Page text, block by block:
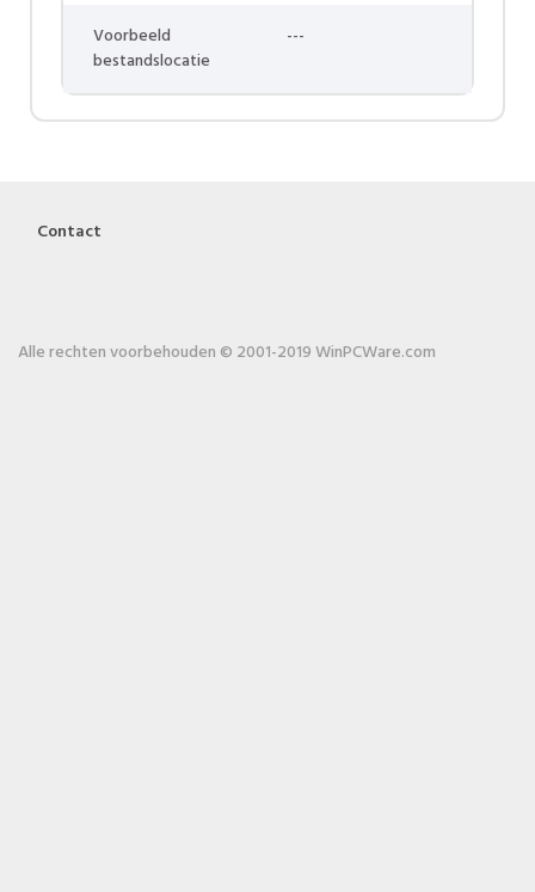
Voorbeeld
bestandslocatie
---
Contact
Alle rechten voorbehouden © 2001-2019 WinPCWare.com